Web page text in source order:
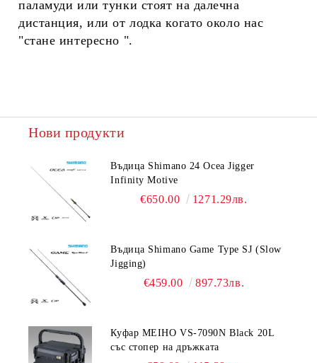
паламуди или тунки стоят на далечна
дистанция, или от лодка когато около нас
"стане интересно ".
Нови продукти
Въдица Shimano 24 Ocea Jigger
Infinity Motive
€650.00 1271.29лв.
Въдица Shimano Game Type SJ (Slow
Jigging)
€459.00 897.73лв.
Куфар MEIHO VS-7090N Black 20L
със стопер на дръжката